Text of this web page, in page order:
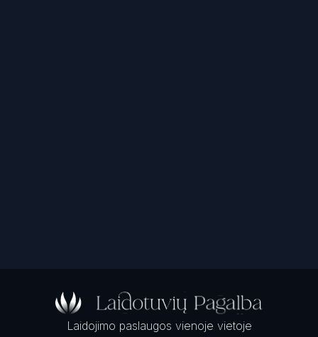
Laidojimo paslaugos vienoje vietoje